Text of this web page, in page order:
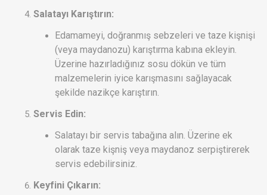
Salatayı Karıştırın:
Edamameyi, doğranmış sebzeleri ve taze kişnişi
(veya maydanozu) karıştırma kabına ekleyin.
Üzerine hazırladığınız sosu dökün ve tüm
malzemelerin iyice karışmasını sağlayacak
şekilde nazikçe karıştırın.
Servis Edin:
Salatayı bir servis tabağına alın. Üzerine ek
olarak taze kişniş veya maydanoz serpiştirerek
servis edebilirsiniz.
Keyfini Çıkarın: